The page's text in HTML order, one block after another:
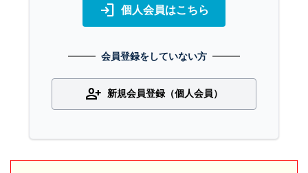
login 個人会員はこちら
会員登録をしていない方
person_add 新規会員登録（個人会員）